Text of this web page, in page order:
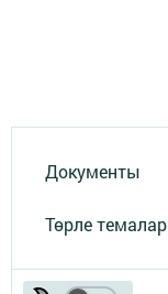
Документы
Төрле темалар